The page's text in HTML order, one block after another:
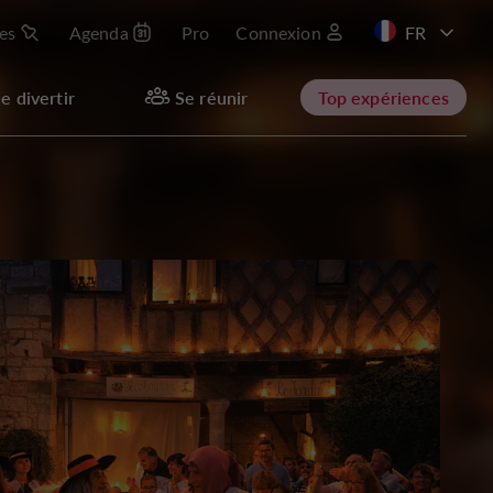
Agenda Pro Connexion
divertir Se réunir Top expériences